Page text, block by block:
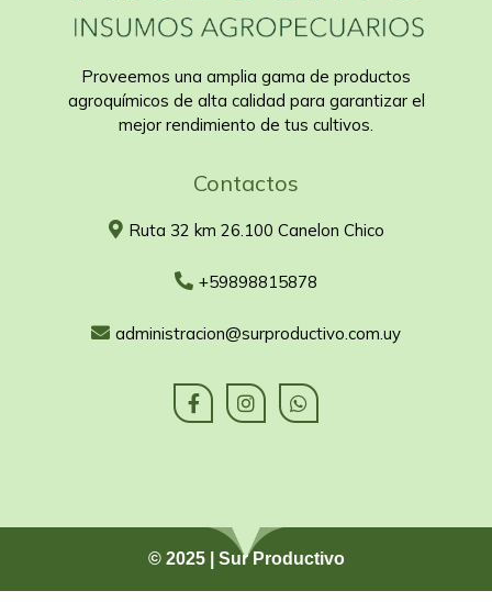
Proveemos una amplia gama de productos
agroquímicos de alta calidad para garantizar el
mejor rendimiento de tus cultivos.
Contactos
Ruta 32 km 26.100 Canelon Chico
+59898815878
administracion@surproductivo.com.uy
© 2025 | Sur Productivo